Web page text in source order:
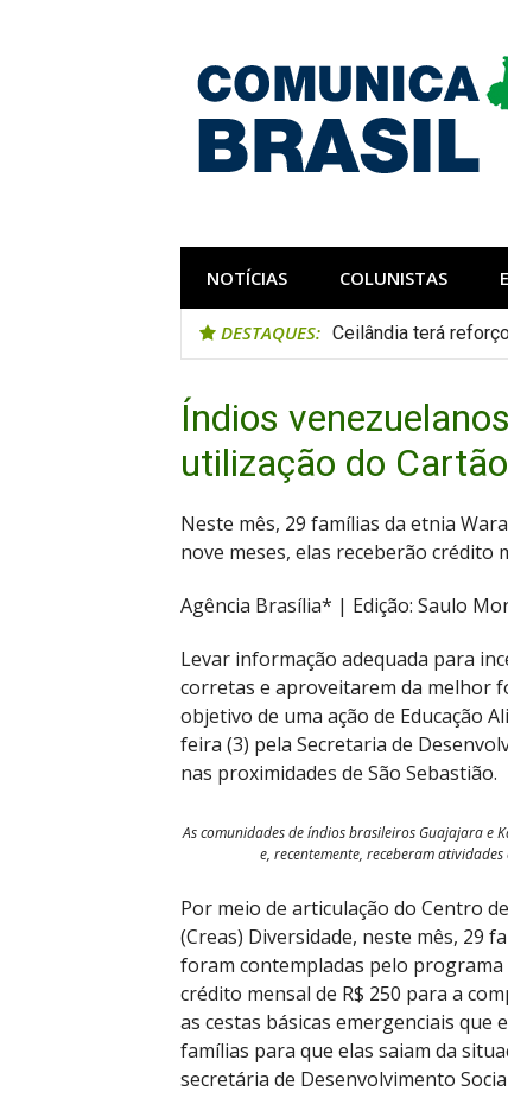
Comunica
NOTÍCIAS COLUNISTAS
DESTAQUES: Ceilândia terá
Índios
utilização do
Neste mês, 29 famílias da etnia
nove meses, elas receberão crédito
Agência Brasília* | Edição: Saulo
Levar informação adequada para
corretas e aproveitarem da melhor
objetivo de uma ação de Educação
feira (3) pela Secretaria de
nas proximidades de São Sebastião.
As comunidades de índios brasileiros Guajajara e
e, recentemente, receberam
Por meio de articulação do Centro
(Creas) Diversidade, neste mês, 29
foram contempladas pelo
crédito mensal de R$ 250 para a
as cestas básicas emergenciais que
famílias para que elas saiam da
secretária de Desenvolvimento